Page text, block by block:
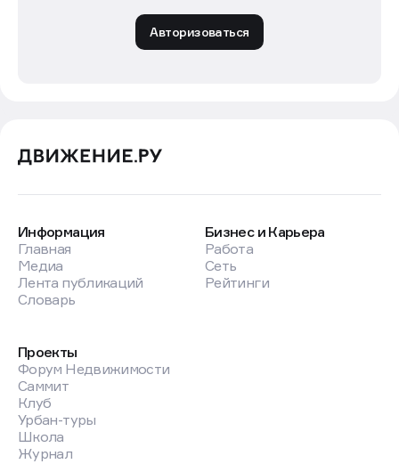
Авторизоваться
Информация
Главная
Медиа
Лента публикаций
Словарь
Бизнес и Карьера
Работа
Сеть
Рейтинги
Проекты
Форум Недвижимости
Саммит
Клуб
Урбан-туры
Школа
Журнал